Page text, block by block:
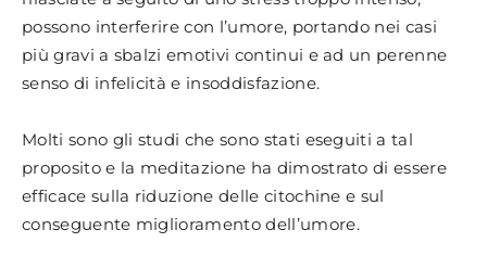
possono interferire con l’umore, portando nei casi
più gravi a sbalzi emotivi continui e ad un perenne
senso di infelicità e insoddisfazione.
Molti sono gli studi che sono stati eseguiti a tal
proposito e la meditazione ha dimostrato di essere
efficace sulla riduzione delle citochine e sul
conseguente miglioramento dell’umore.